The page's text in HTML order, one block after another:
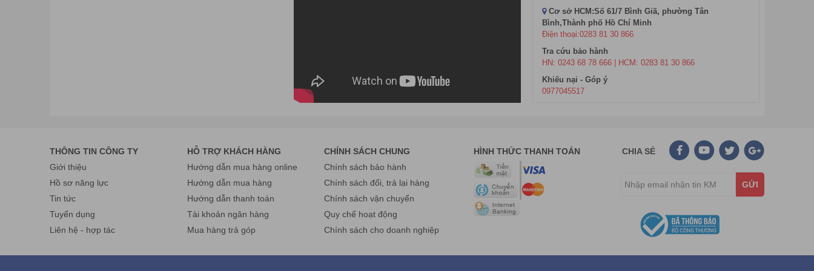
Cơ sở HCM:Số 61/7 Bình Giã, phường Tân
Bình,Thành phố Hồ Chí Minh
Điện thoại:0283 81 30 866
Tra cứu bảo hành
HN: 0243 68 78 666 | HCM: 0283 81 30 866
Khiếu nại - Góp ý
0977045517
THÔNG TIN CÔNG TY
Giới thiệu
Hồ sơ năng lực
Tin tức
Tuyển dụng
Liên hệ - hợp tác
HỖ TRỢ KHÁCH HÀNG
Hướng dẫn mua hàng online
Hướng dẫn mua hàng
Hướng dẫn thanh toán
Tài khoản ngân hàng
Mua hàng trả góp
CHÍNH SÁCH CHUNG
Chính sách bảo hành
Chính sách đổi, trả lại hàng
Chính sách vận chuyển
Quy chế hoạt động
Chính sách cho doanh nghiệp
HÌNH THỨC THANH TOÁN CHIA SẺ
GỬI